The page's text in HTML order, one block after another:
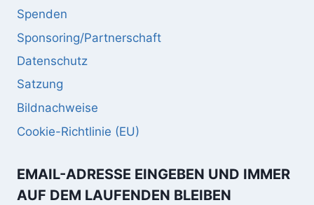
Spenden
Sponsoring/Partnerschaft
Datenschutz
Satzung
Bildnachweise
Cookie-Richtlinie (EU)
EMAIL-ADRESSE EINGEBEN UND IMMER
AUF DEM LAUFENDEN BLEIBEN